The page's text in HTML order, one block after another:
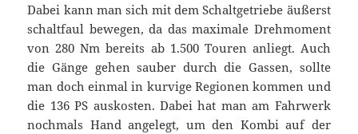
Dabei kann man sich mit dem Schaltgetriebe äußerst
schaltfaul bewegen, da das maximale Drehmoment
von 280 Nm bereits ab 1.500 Touren anliegt. Auch
die Gänge gehen sauber durch die Gassen, sollte
man doch einmal in kurvige Regionen kommen und
die 136 PS auskosten. Dabei hat man am Fahrwerk
nochmals Hand angelegt, um den Kombi auf der